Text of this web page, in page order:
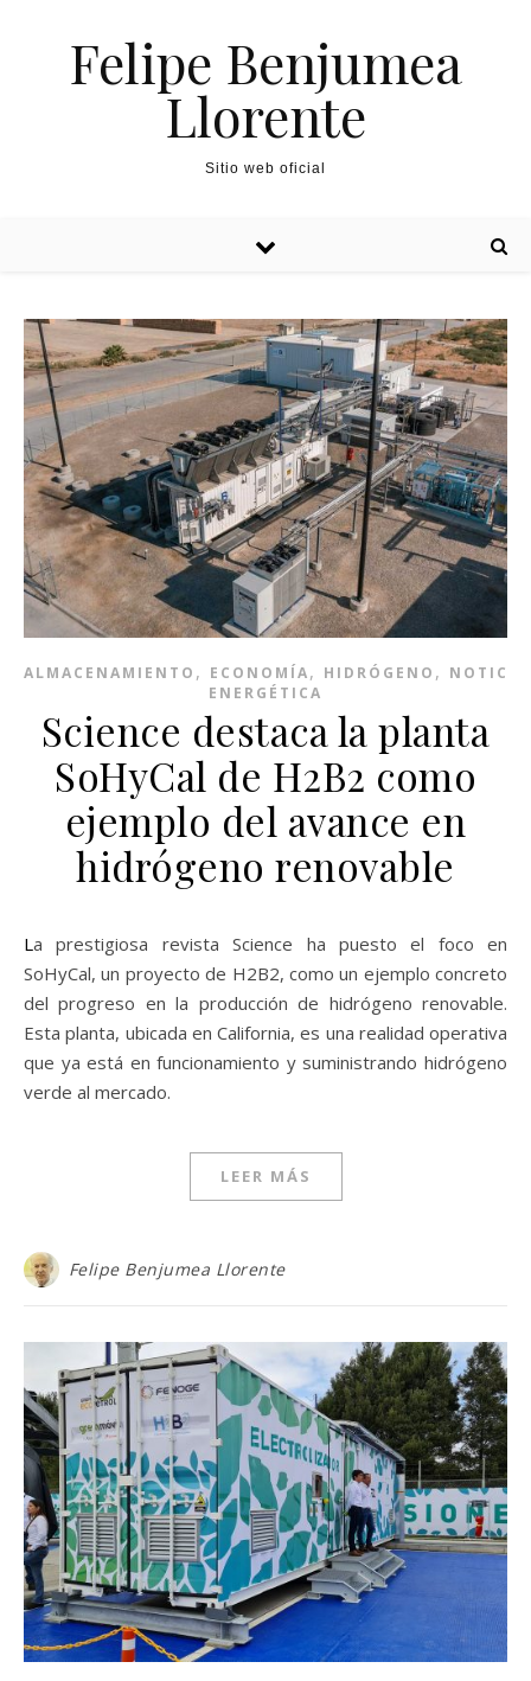
Felipe Benjumea
Llorente
Sitio web oficial
ALMACENAMIENTO , ECONOMÍA, HIDRÓGENO ,
ENERGÉTICA
Science destaca la planta
SoHyCal de H2B2 como
ejemplo del avance en
hidrógeno renovable
La prestigiosa revista Science ha puesto el foco en
SoHyCal, un proyecto de H2B2, como un ejemplo concreto
del progreso en la producción de hidrógeno renovable.
Esta planta, ubicada en California, es una realidad operativa
que ya está en funcionamiento y suministrando hidrógeno
verde al mercado.
LEER MÁS
Felipe Benjumea Llorente